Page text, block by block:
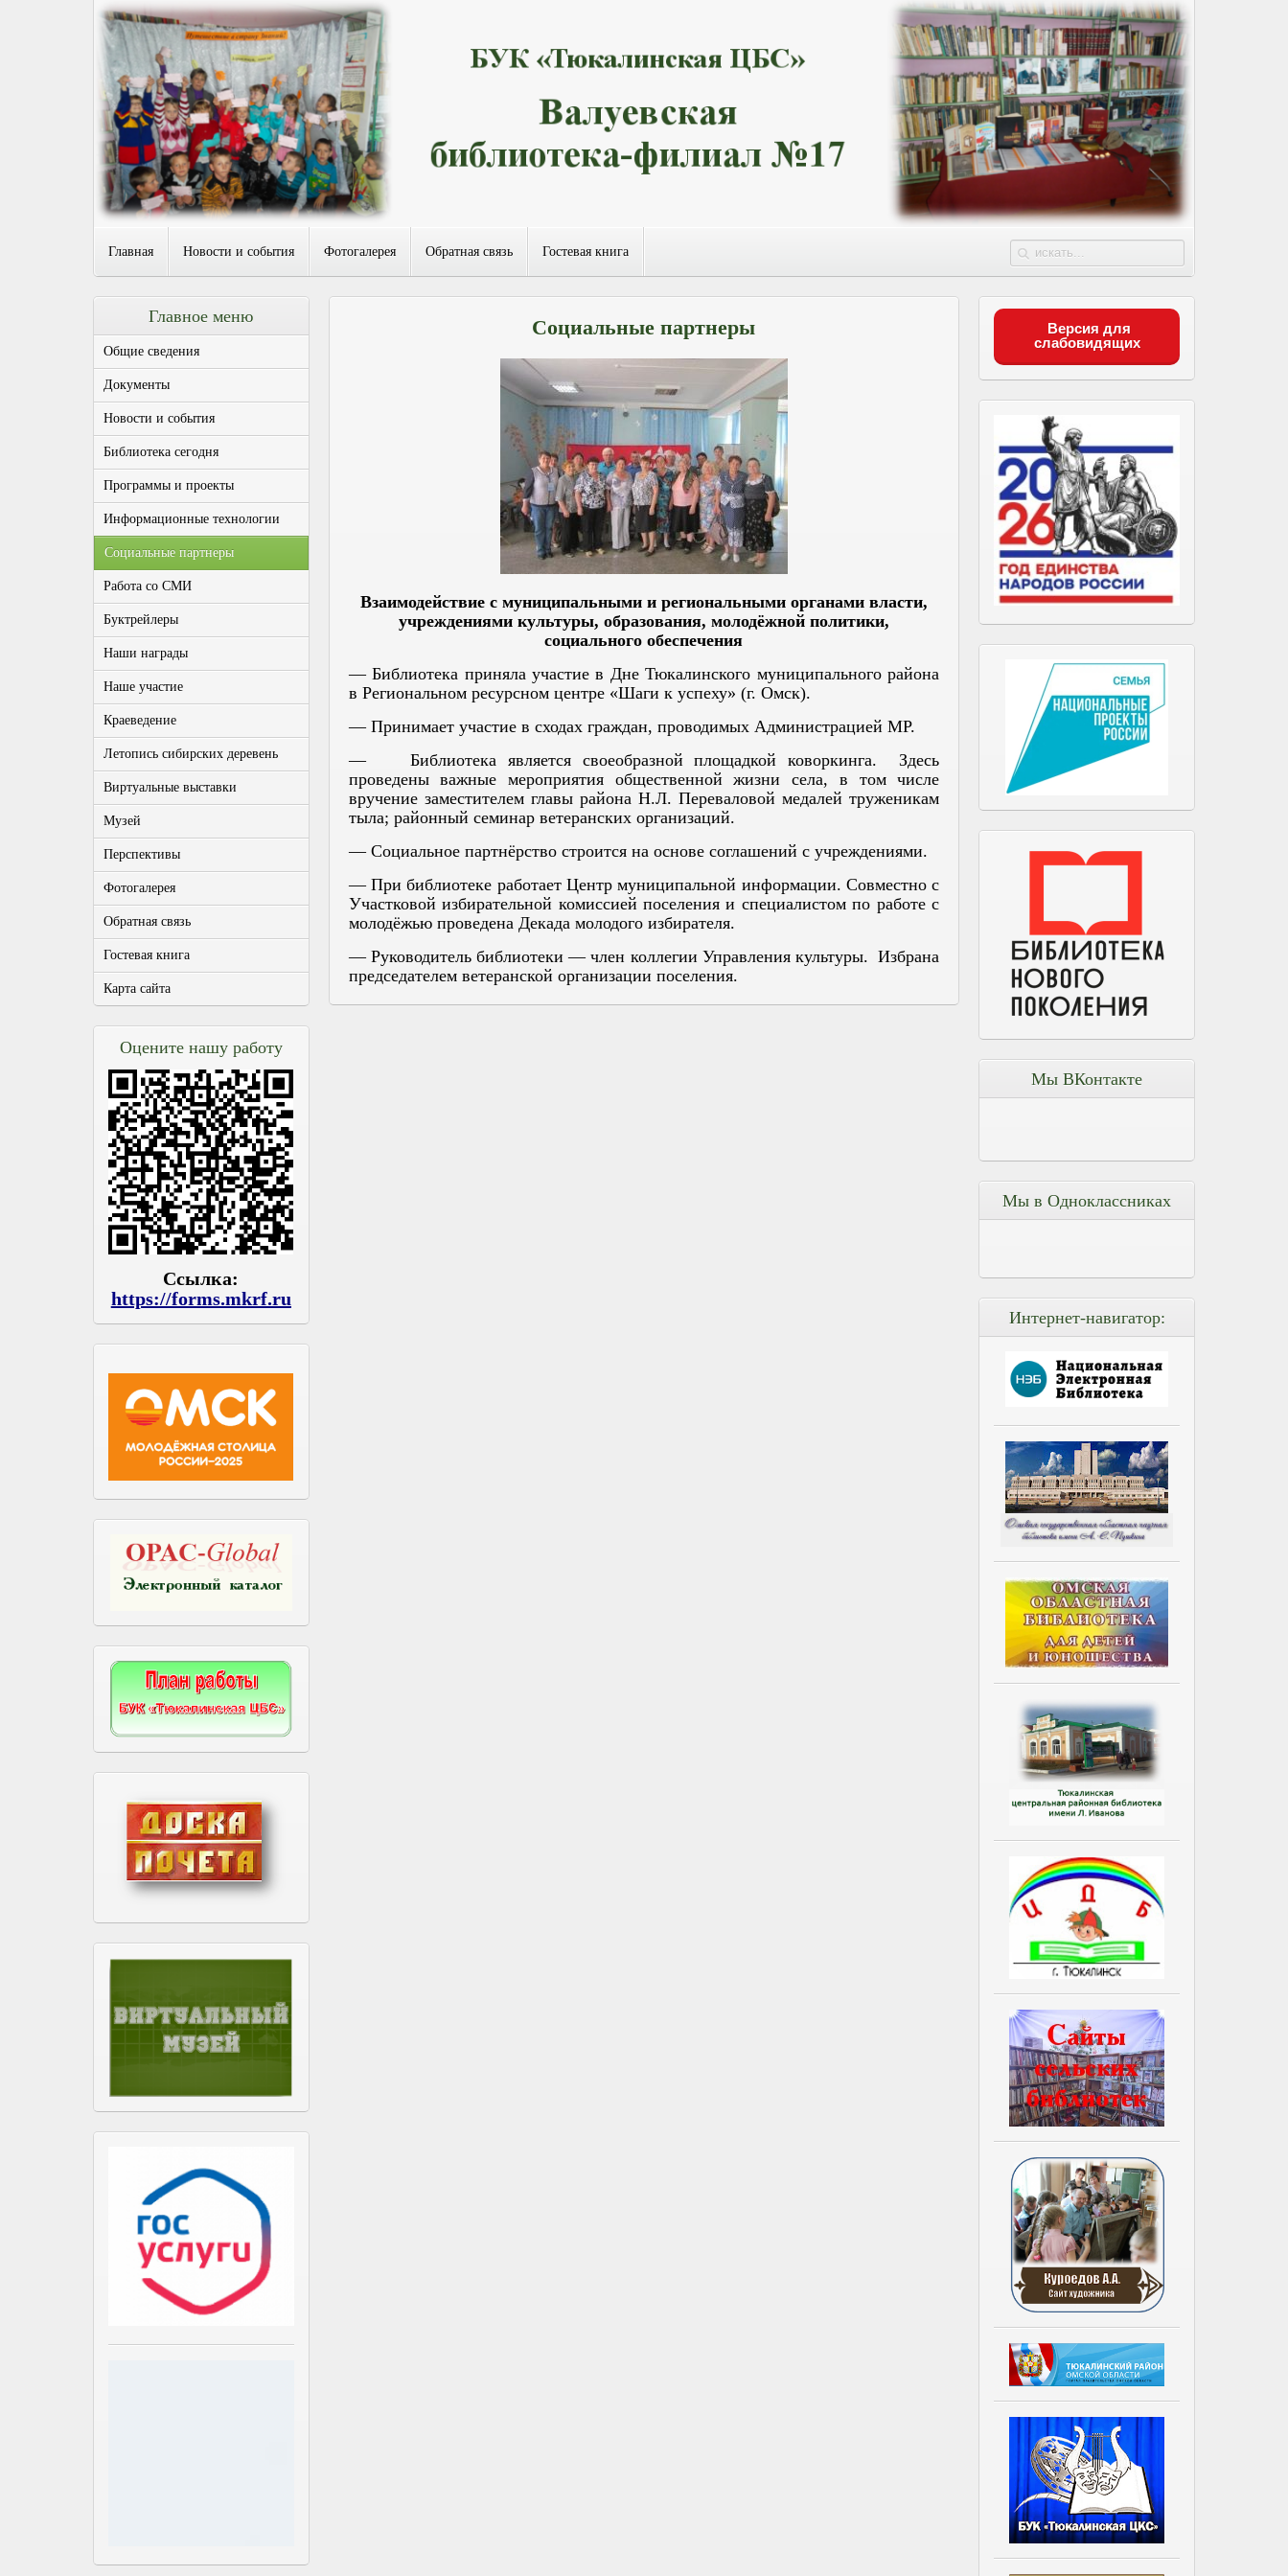
Главная Новости и события Фотогалерея Обратная связь Гостевая книга
Социальные партнеры
Взаимодействие с муниципальными и региональными органами власти,
учреждениями культуры, образования, молодёжной политики,
социального обеспечения
— Библиотека приняла участие в Дне Тюкалинского муниципального района
в Региональном ресурсном центре «Шаги к успеху» (г. Омск).
— Принимает участие в сходах граждан, проводимых Администрацией МР.
— Библиотека является своеобразной площадкой коворкинга. Здесь
проведены важные мероприятия общественной жизни села, в том числе
вручение заместителем главы района Н.Л. Переваловой медалей труженикам
тыла; районный семинар ветеранских организаций.
— Социальное партнёрство строится на основе соглашений с учреждениями.
— При библиотеке работает Центр муниципальной информации. Совместно с
Участковой избирательной комиссией поселения и специалистом по работе с
молодёжью проведена Декада молодого избирателя.
— Руководитель библиотеки — член коллегии Управления культуры. Избрана
председателем ветеранской организации поселения.
Главное меню
Общие сведения
Документы
Новости и события
Библиотека сегодня
Программы и проекты
Информационные технологии
Социальные партнеры
Работа со СМИ
Буктрейлеры
Наши награды
Наше участие
Краеведение
Летопись сибирских деревень
Виртуальные выставки
Музей
Перспективы
Фотогалерея
Обратная связь
Гостевая книга
Карта сайта
Оцените нашу работу
Ссылка:
https://forms.mkrf.ru
Версия для
слабовидящих
Мы ВКонтакте
Мы в Одноклассниках
Интернет-навигатор: